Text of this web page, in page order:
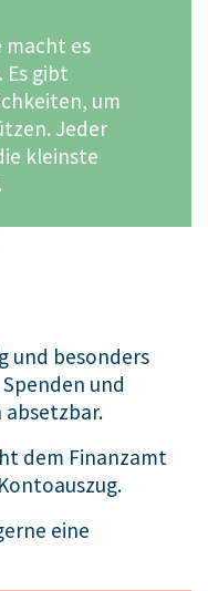
macht es
Es gibt
um
Jeder
kleinste
und besonders
und
absetzbar.
dem Finanzamt
eine